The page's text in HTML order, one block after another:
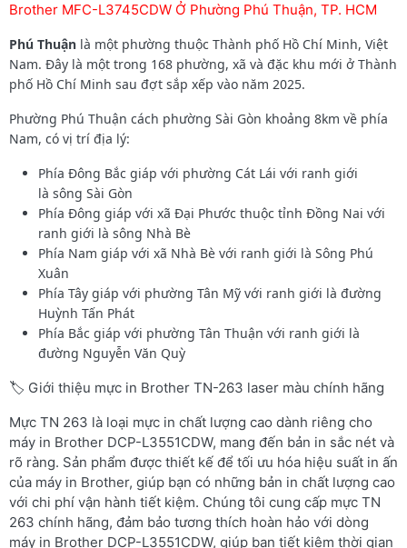
Brother MFC-L3745CDW Ở Phường Phú Thuận, TP. HCM
Phú Thuận là một phường thuộc Thành phố Hồ Chí Minh, Việt
Nam. Đây là một trong 168 phường, xã và đặc khu mới ở Thành
phố Hồ Chí Minh sau đợt sắp xếp vào năm 2025.
Phường Phú Thuận cách phường Sài Gòn khoảng 8km về phía
Nam, có vị trí địa lý:
Phía Đông Bắc giáp với phường Cát Lái với ranh giới
là sông Sài Gòn
Phía Đông giáp với xã Đại Phước thuộc tỉnh Đồng Nai với
ranh giới là sông Nhà Bè
Phía Nam giáp với xã Nhà Bè với ranh giới là Sông Phú
Xuân
Phía Tây giáp với phường Tân Mỹ với ranh giới là đường
Huỳnh Tấn Phát
Phía Bắc giáp với phường Tân Thuận với ranh giới là
đường Nguyễn Văn Quỳ
🏷️ Giới thiệu mực in Brother TN-263 laser màu chính hãng
Mực TN 263 là loại mực in chất lượng cao dành riêng cho
máy in Brother DCP-L3551CDW, mang đến bản in sắc nét và
rõ ràng. Sản phẩm được thiết kế để tối ưu hóa hiệu suất in ấn
của máy in Brother, giúp bạn có những bản in chất lượng cao
với chi phí vận hành tiết kiệm. Chúng tôi cung cấp mực TN
263 chính hãng, đảm bảo tương thích hoàn hảo với dòng
máy in Brother DCP-L3551CDW, giúp bạn tiết kiệm thời gian